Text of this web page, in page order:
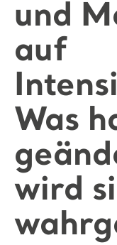
und
auf
Was
wird